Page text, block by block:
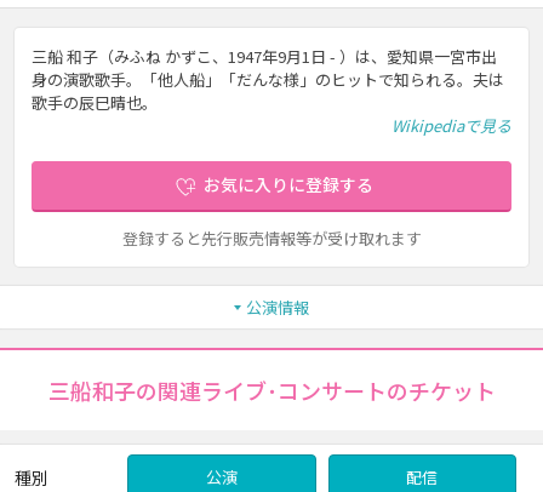
三船 和子（みふね かずこ、1947年9月1日 - ）は、愛知県一宮市出
身の演歌歌手。「他人船」「だんな様」のヒットで知られる。夫は
歌手の辰巳晴也。
Wikipediaで見る
お気に入りに登録する
登録すると先行販売情報等が受け取れます
公演情報
三船和子の関連ライブ･コンサートのチケット
種別 公演 配信